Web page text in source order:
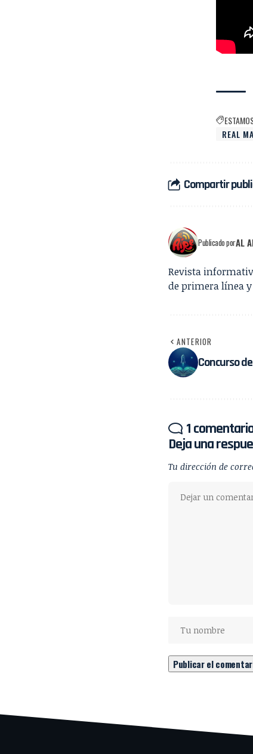
REAL
Compartir
Publicado porAL
Revista
de primera línea
ANTERIOR
Concurso
1
Deja una
Tu dirección de